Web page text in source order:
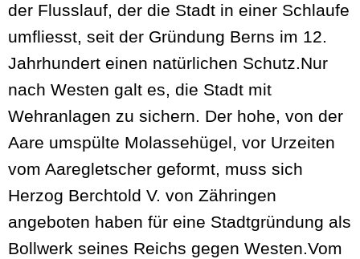
der Flusslauf, der die Stadt in einer Schlaufe
umfliesst, seit der Gründung Berns im 12.
Jahrhundert einen natürlichen Schutz.Nur
nach Westen galt es, die Stadt mit
Wehranlagen zu sichern. Der hohe, von der
Aare umspülte Molassehügel, vor Urzeiten
vom Aaregletscher geformt, muss sich
Herzog Berchtold V. von Zähringen
angeboten haben für eine Stadtgründung als
Bollwerk seines Reichs gegen Westen.Vom